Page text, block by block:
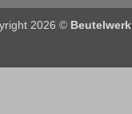
2026 © Beutelwerk